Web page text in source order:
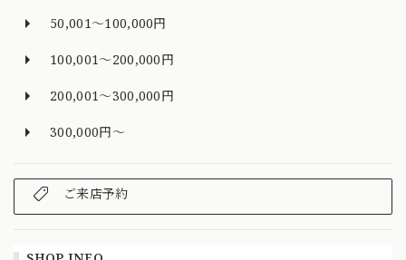
50,001～100,000円
100,001～200,000円
200,001～300,000円
300,000円～
ご来店予約